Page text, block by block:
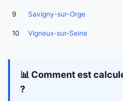
9 Savigny-sur-Orge
10 Vigneux-sur-Seine
📊 Comment est
?